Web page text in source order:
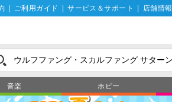
ご利用ガイド サービス＆サポート 店舗情報
音楽 ホビー